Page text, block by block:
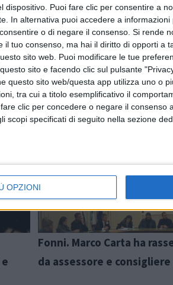
dispositivo. Puoi fare clic per consentire a
In alternativa puoi accedere a
o di negare il consenso. Si rende
il tuo consenso, ma hai il diritto di opporti a
sito web. Puoi modificare le tue
sito e facendo clic sul pulsante
questo sito web/questa app utilizza uno o
tra cui a titolo esemplificativo il
fare clic per concedere o negare il
scopi specificati di seguito nella sezione
OPZIONI
Articolo
Fonni. Marco Carta ha
da assessore e